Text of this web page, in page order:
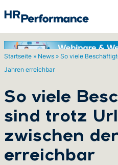
Startseite » News » So viele
Jahren erreichbar
So viele
sind trotz
zwischen
erreichbar